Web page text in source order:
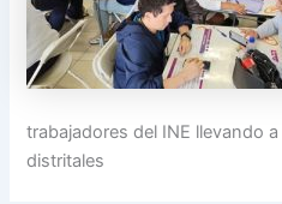
trabajadores del INE llevando
distritales